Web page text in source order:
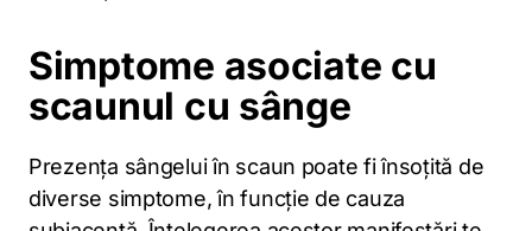
Simptome asociate cu
scaunul cu sânge
Prezența sângelui în scaun poate fi însoțită de
diverse simptome, în funcție de cauza